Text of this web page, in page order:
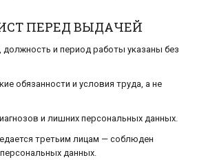
ПЕРЕД ВЫДАЧЕЙ
должность и период работы указаны без
обязанности и условия труда, а не
и лишних персональных данных.
третьим лицам — соблюден
данных.